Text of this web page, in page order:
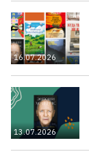
16.07.2026
13.07.2026